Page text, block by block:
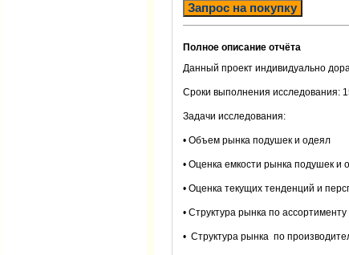
Запрос на покупку
Полное описание отчёта
Данный проект индивидуально
Сроки выполнения исследования:
Задачи исследования:
• Объем рынка подушек и одеял
• Оценка емкости рынка подушек и
• Оценка текущих тенденций и
• Структура рынка по
• Структура рынка по